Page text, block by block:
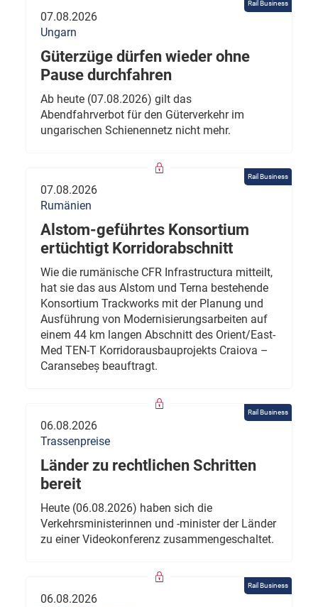
Rail Business
07.08.2026
Ungarn
Güterzüge dürfen wieder ohne
Pause durchfahren
Ab heute (07.08.2026) gilt das
Abendfahrverbot für den Güterverkehr im
ungarischen Schienennetz nicht mehr.
Rail Business
07.08.2026
Rumänien
Alstom-geführtes Konsortium
ertüchtigt Korridorabschnitt
Wie die rumänische CFR Infrastructura mitteilt,
hat sie das aus Alstom und Terna bestehende
Konsortium Trackworks mit der Planung und
Ausführung von Modernisierungsarbeiten auf
einem 44 km langen Abschnitt des Orient/East-
Med TEN-T Korridorausbauprojekts Craiova –
Caransebeș beauftragt.
Rail Business
06.08.2026
Trassenpreise
Länder zu rechtlichen Schritten
bereit
Heute (06.08.2026) haben sich die
Verkehrsministerinnen und -minister der Länder
zu einer Videokonferenz zusammengeschaltet.
Rail Business
06.08.2026